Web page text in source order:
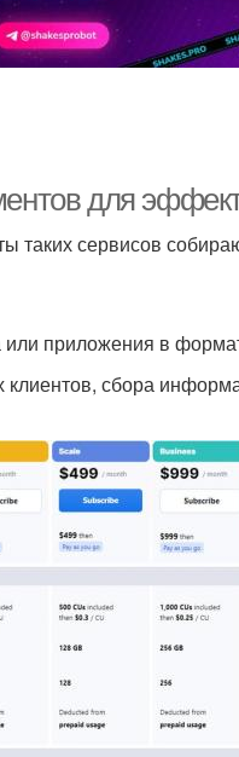
для
таких сервисов
приложения в
сбора